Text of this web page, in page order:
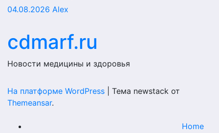
04.08.2026 Alex
cdmarf.ru
Новости медицины и здоровья
На платформе WordPress
Тема newstack от
Themeansar.
Home